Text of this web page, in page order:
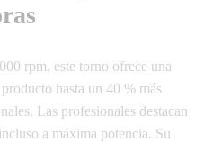
rpm, este torno ofrece una
hasta un 40 % más
Las profesionales destacan
a máxima potencia. Su